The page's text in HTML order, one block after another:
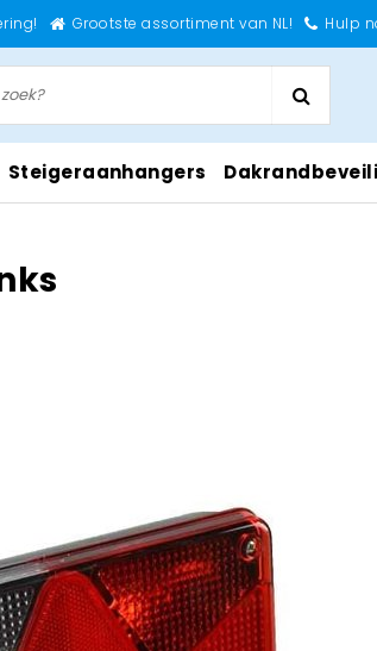
Grootste assortiment van NL! Hulp
Steigeraanhangers